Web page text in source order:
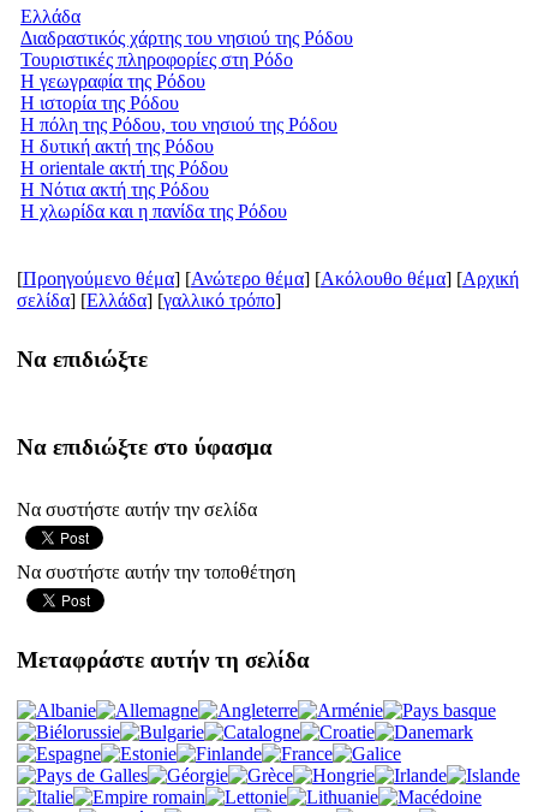
Ελλάδα
Διαδραστικός χάρτης του νησιού της Ρόδου
Τουριστικές πληροφορίες στη Ρόδο
Η γεωγραφία της Ρόδου
Η ιστορία της Ρόδου
Η πόλη της Ρόδου, του νησιού της Ρόδου
Η δυτική ακτή της Ρόδου
Η orientale ακτή της Ρόδου
Η Νότια ακτή της Ρόδου
Η χλωρίδα και η πανίδα της Ρόδου
[Προηγούμενο θέμα] [Ανώτερο θέμα] [Ακόλουθο θέμα] [Aρχική
σελίδα] [Ελλάδα] [γαλλικό τρόπο]
Να επιδιώξτε
Να επιδιώξτε στο ύφασμα
Να συστήστε αυτήν την σελίδα
Να συστήστε αυτήν την τοποθέτηση
Μεταφράστε αυτήν τη σελίδα